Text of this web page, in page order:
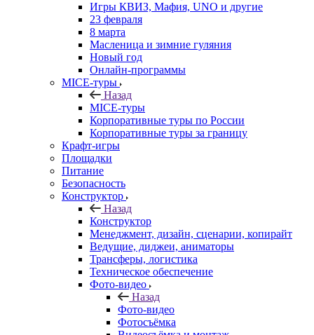
Игры КВИЗ, Мафия, UNO и другие
23 февраля
8 марта
Масленица и зимние гуляния
Новый год
Онлайн-программы
MICE‑туры
Назад
MICE‑туры
Корпоративные туры по России
Корпоративные туры за границу
Крафт-игры
Площадки
Питание
Безопасность
Конструктор
Назад
Конструктор
Менеджмент, дизайн, сценарии, копирайт
Ведущие, диджеи, аниматоры
Трансферы, логистика
Техническое обеспечение
Фото-видео
Назад
Фото-видео
Фотосъёмка